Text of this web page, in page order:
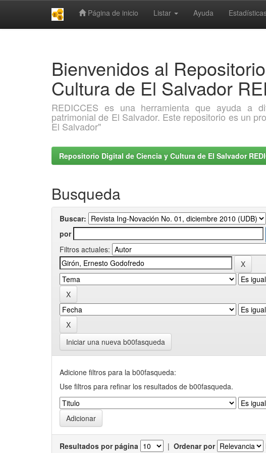
Página de inicio Listar Ayuda
Bienvenidos al
Cultura de El Salvador
REDICCES es una herramienta que ayuda a
patrimonial de El Salvador. Este repositorio es un
El Salvador"
Repositorio Digital de Ciencia y Cultura de El Salvador
Busqueda
Buscar:
por
Filtros actuales:
Iniciar una nueva b00fasqueda
Adicione filtros para la b00fasqueda:
Use filtros para refinar los resultados de b00fasqueda.
Resultados por página | Ordenar por